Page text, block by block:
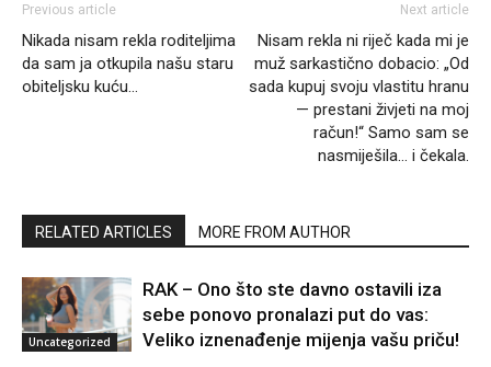
Previous article
Nikada nisam rekla roditeljima
da sam ja otkupila našu staru
obiteljsku kuću…
Next article
Nisam rekla ni riječ kada mi je
muž sarkastično dobacio: „Od
sada kupuj svoju vlastitu hranu
— prestani živjeti na moj
račun!“ Samo sam se
nasmiješila… i čekala.
RELATED ARTICLES MORE FROM AUTHOR
Uncategorized
RAK – Ono što ste davno ostavili iza
sebe ponovo pronalazi put do vas:
Veliko iznenađenje mijenja vašu priču!